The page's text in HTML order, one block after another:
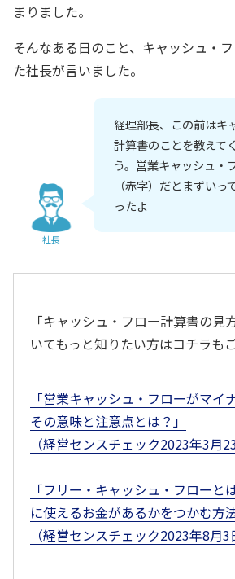
まりました。
そんなある日のこと、キャッシュ・
た社長が言いました。
社長
経理部長、この前はキ
計算書のことを教えて
う。営業キャッシュ・
（赤字）だとまずい
ったよ
「キャッシュ・フロー計算書の見
いてもっと知りたい方はコチラも
「営業キャッシュ・フローがマ
その意味と注意点とは？」
（経営センスチェック2023年3月
「フリー・キャッシュ・フロー
に使えるお金があるかをつかむ方法
（経営センスチェック2023年8月3